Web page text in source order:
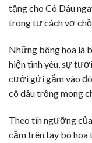
tặng cho Cô Dâu
trong tư cách vợ
Những bông hoa là
hiện tình yêu, sự
cưới gửi gắm vào
cô dâu trông mong
Theo tín ngưỡng
cầm trên tay bó